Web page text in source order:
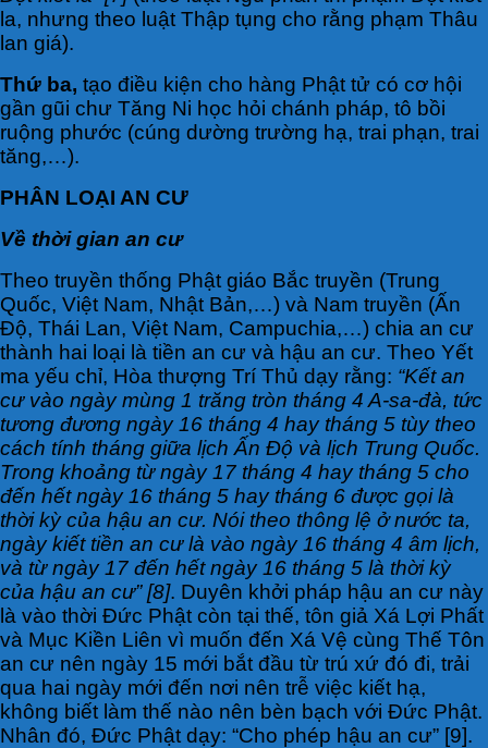
la, nhưng theo luật Thập tụng cho rằng phạm Thâu
lan giá).
Thứ ba, tạo điều kiện cho hàng Phật tử có cơ hội
gần gũi chư Tăng Ni học hỏi chánh pháp, tô bồi
ruộng phước (cúng dường trường hạ, trai phạn, trai
tăng,…).
PHÂN LOẠI AN CƯ
Về thời gian an cư
Theo truyền thống Phật giáo Bắc truyền (Trung
Quốc, Việt Nam, Nhật Bản,…) và Nam truyền (Ấn
Độ, Thái Lan, Việt Nam, Campuchia,…) chia an cư
thành hai loại là tiền an cư và hậu an cư. Theo Yết
ma yếu chỉ, Hòa thượng Trí Thủ dạy rằng: “Kết an
cư vào ngày mùng 1 trăng tròn tháng 4 A-sa-đà, tức
tương đương ngày 16 tháng 4 hay tháng 5 tùy theo
cách tính tháng giữa lịch Ấn Độ và lịch Trung Quốc.
Trong khoảng từ ngày 17 tháng 4 hay tháng 5 cho
đến hết ngày 16 tháng 5 hay tháng 6 được gọi là
thời kỳ của hậu an cư. Nói theo thông lệ ở nước ta,
ngày kiết tiền an cư là vào ngày 16 tháng 4 âm lịch,
và từ ngày 17 đến hết ngày 16 tháng 5 là thời kỳ
của hậu an cư” [8]. Duyên khởi pháp hậu an cư này
là vào thời Đức Phật còn tại thế, tôn giả Xá Lợi Phất
và Mục Kiền Liên vì muốn đến Xá Vệ cùng Thế Tôn
an cư nên ngày 15 mới bắt đầu từ trú xứ đó đi, trải
qua hai ngày mới đến nơi nên trễ việc kiết hạ,
không biết làm thế nào nên bèn bạch với Đức Phật.
Nhân đó, Đức Phật dạy: “Cho phép hậu an cư” [9].